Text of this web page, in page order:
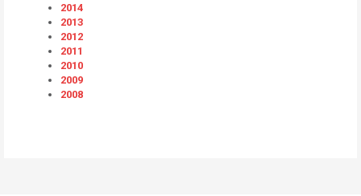
2014
2013
2012
2011
2010
2009
2008